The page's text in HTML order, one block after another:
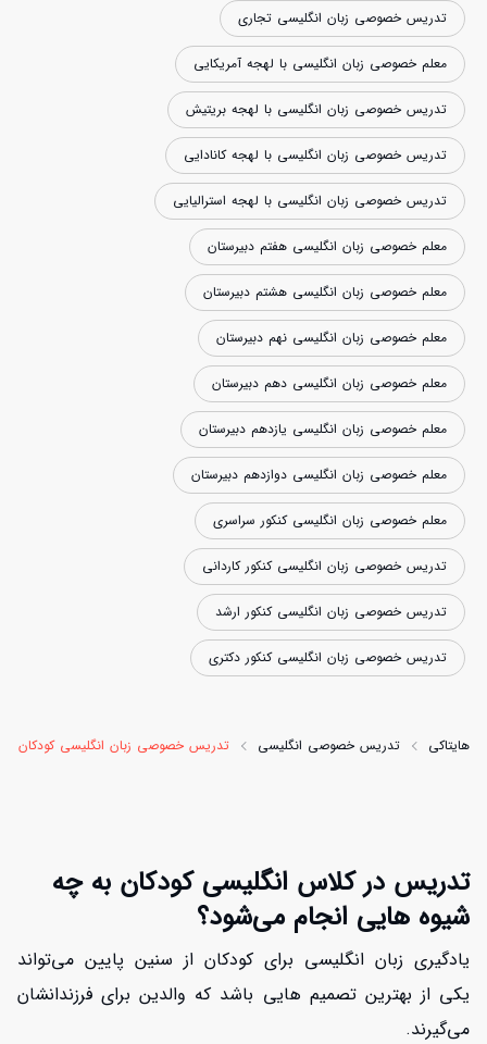
تدریس خصوصی زبان انگلیسی تجاری
معلم خصوصی زبان انگلیسی با لهجه آمریکایی
تدریس خصوصی زبان انگلیسی با لهجه بریتیش
تدریس خصوصی زبان انگلیسی با لهجه کانادایی
تدریس خصوصی زبان انگلیسی با لهجه استرالیایی
معلم خصوصی زبان انگلیسی هفتم دبیرستان
معلم خصوصی زبان انگلیسی هشتم دبیرستان
معلم خصوصی زبان انگلیسی نهم دبیرستان
معلم خصوصی زبان انگلیسی دهم دبیرستان
معلم خصوصی زبان انگلیسی یازدهم دبیرستان
معلم خصوصی زبان انگلیسی دوازدهم دبیرستان
معلم خصوصی زبان انگلیسی کنکور سراسری
تدریس خصوصی زبان انگلیسی کنکور کاردانی
تدریس خصوصی زبان انگلیسی کنکور ارشد
تدریس خصوصی زبان انگلیسی کنکور دکتری
هایتاکی تدریس خصوصی انگلیسی تدریس خصوصی زبان انگلیسی کودکان
تدریس در کلاس انگلیسی کودکان به چه
شیوه هایی انجام می‌شود؟
یادگیری زبان انگلیسی برای کودکان از سنین پایین می‌تواند
یکی از بهترین تصمیم هایی باشد که والدین برای فرزندانشان
می‌گیرند.